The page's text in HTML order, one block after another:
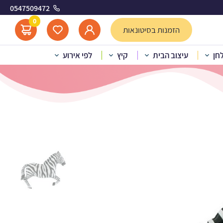
0547509472
הזמנות בסיטונאות
0
עיצוב הבית קיץ לפי אירוע ענק זברה